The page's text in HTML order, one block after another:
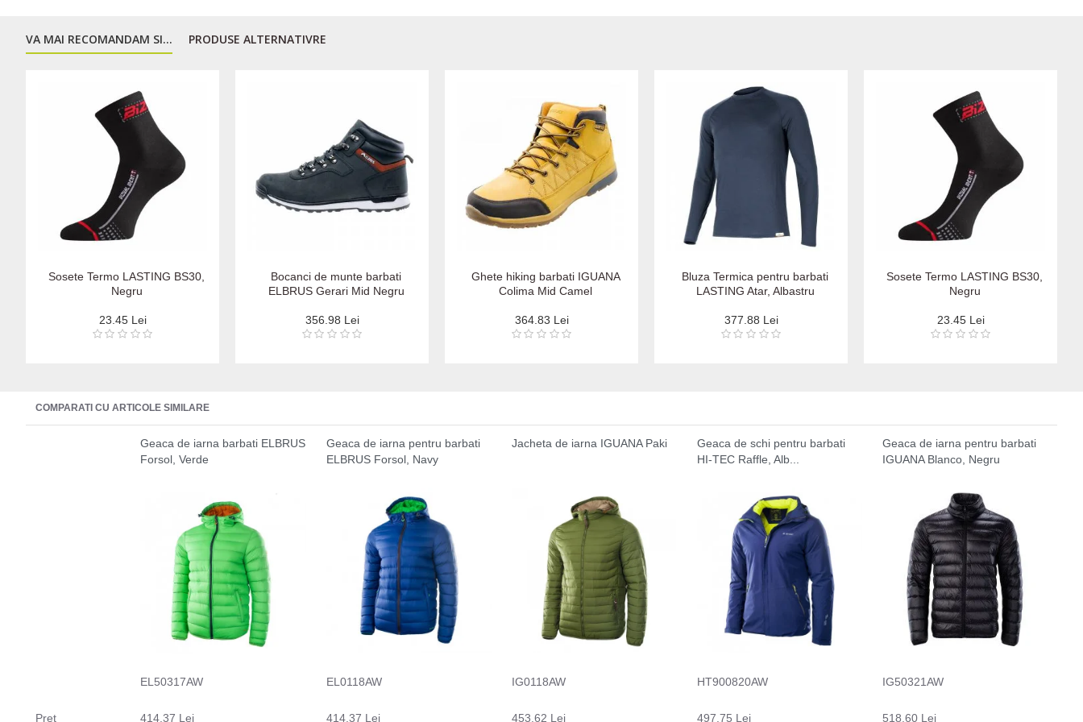
VA MAI RECOMANDAM SI... PRODUSE ALTERNATIVRE
Sosete Termo LASTING BS30,
Negru
23.45 Lei
Bocanci de munte barbati
ELBRUS Gerari Mid Negru
356.98 Lei
Ghete hiking barbati IGUANA
Colima Mid Camel
364.83 Lei
Bluza Termica pentru barbati
LASTING Atar, Albastru
377.88 Lei
Sosete Termo LASTING BS30,
Negru
23.45 Lei
COMPARATI CU ARTICOLE SIMILARE
Geaca de iarna barbati ELBRUS
Forsol, Verde
Geaca de iarna pentru barbati
ELBRUS Forsol, Navy
Jacheta de iarna IGUANA Paki
Geaca de schi pentru barbati
HI-TEC Raffle, Alb...
Geaca de iarna pentru barbati
IGUANA Blanco, Negru
EL50317AW EL0118AW IG0118AW HT900820AW IG50321AW
Preţ 414.37 Lei 414.37 Lei 453.62 Lei 497.75 Lei 518.60 Lei